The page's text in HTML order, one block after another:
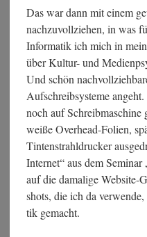
Das war dann mit einem
nach­zu­voll­zie­hen, in was
Infor­ma­tik ich mich in
über Kul­tur- und
Und schön
Auf­schreib­sys­te­me
noch auf
wei­ße Over­head-Foli­en,
Tin­ten­strahl­dru­cker
Inter­net“ aus dem
auf die dama­li­ge Web­site-
shots, die ich da
tik gemacht.